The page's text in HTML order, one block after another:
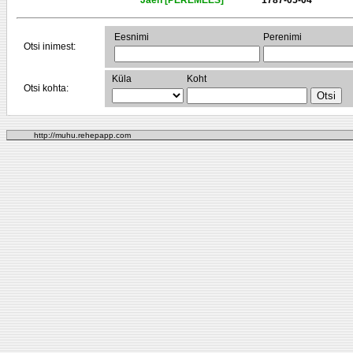
Otsi inimest:
Eesnimi Perenimi
Otsi kohta:
Küla Koht
http://muhu.rehepapp.com